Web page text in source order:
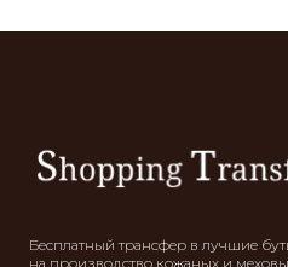
Бесплатный трансфер в лучшие
на производство кожаных и